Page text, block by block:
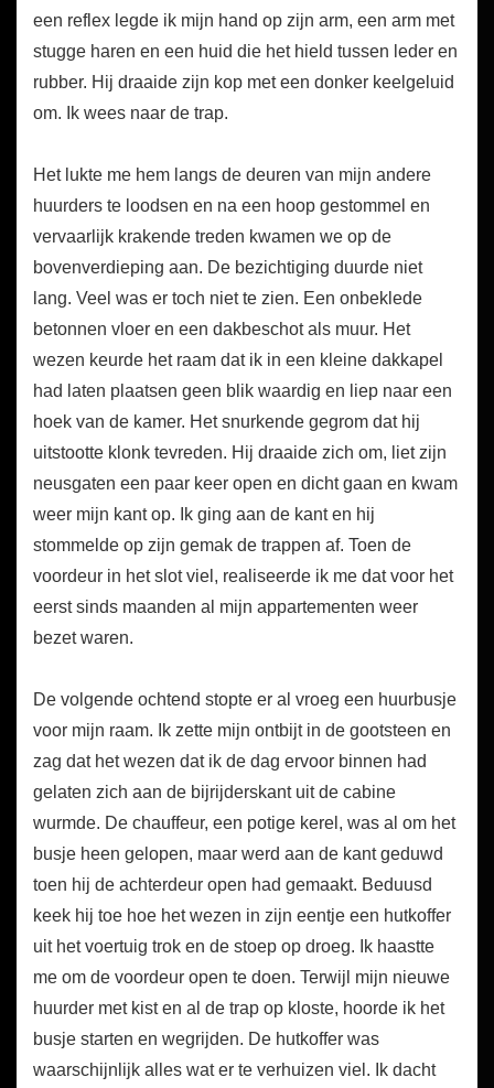
een reflex legde ik mijn hand op zijn arm, een arm met
stugge haren en een huid die het hield tussen leder en
rubber. Hij draaide zijn kop met een donker keelgeluid
om. Ik wees naar de trap.
Het lukte me hem langs de deuren van mijn andere
huurders te loodsen en na een hoop gestommel en
vervaarlijk krakende treden kwamen we op de
bovenverdieping aan. De bezichtiging duurde niet
lang. Veel was er toch niet te zien. Een onbeklede
betonnen vloer en een dakbeschot als muur. Het
wezen keurde het raam dat ik in een kleine dakkapel
had laten plaatsen geen blik waardig en liep naar een
hoek van de kamer. Het snurkende gegrom dat hij
uitstootte klonk tevreden. Hij draaide zich om, liet zijn
neusgaten een paar keer open en dicht gaan en kwam
weer mijn kant op. Ik ging aan de kant en hij
stommelde op zijn gemak de trappen af. Toen de
voordeur in het slot viel, realiseerde ik me dat voor het
eerst sinds maanden al mijn appartementen weer
bezet waren.
De volgende ochtend stopte er al vroeg een huurbusje
voor mijn raam. Ik zette mijn ontbijt in de gootsteen en
zag dat het wezen dat ik de dag ervoor binnen had
gelaten zich aan de bijrijderskant uit de cabine
wurmde. De chauffeur, een potige kerel, was al om het
busje heen gelopen, maar werd aan de kant geduwd
toen hij de achterdeur open had gemaakt. Beduusd
keek hij toe hoe het wezen in zijn eentje een hutkoffer
uit het voertuig trok en de stoep op droeg. Ik haastte
me om de voordeur open te doen. Terwijl mijn nieuwe
huurder met kist en al de trap op kloste, hoorde ik het
busje starten en wegrijden. De hutkoffer was
waarschijnlijk alles wat er te verhuizen viel. Ik dacht